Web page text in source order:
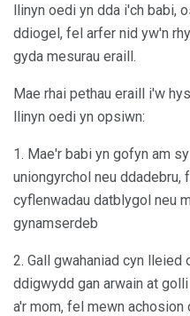
llinyn oedi yn dda i'ch babi,
ddiogel, fel arfer nid yw'n
gyda mesurau eraill.
Mae rhai pethau eraill i'w
llinyn oedi yn opsiwn:
1. Mae'r babi yn gofyn am
uniongyrchol neu ddadebru,
cyflenwadau datblygol neu
gynamserdeb
2. Gall gwahaniad cyn lleied
ddigwydd gan arwain at
a'r mom, fel mewn